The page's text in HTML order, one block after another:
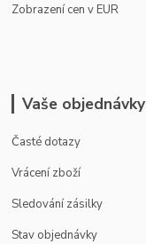
Zobrazení cen v EUR
Vaše objednávky
Časté dotazy
Vrácení zboží
Sledování zásilky
Stav objednávky